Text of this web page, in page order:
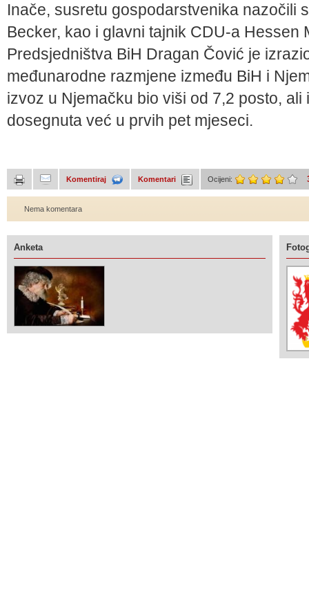
Inače, susretu gospodarstvenika nazočili
Becker, kao i glavni tajnik CDU-a Hessen
Predsjedništva BiH Dragan Čović je
međunarodne razmjene između BiH i
izvoz u Njemačku bio viši od 7,2 posto,
dosegnuta već u prvih pet mjeseci.
Komentiraj Komentari Ocijeni:
Nema komentara
Anketa